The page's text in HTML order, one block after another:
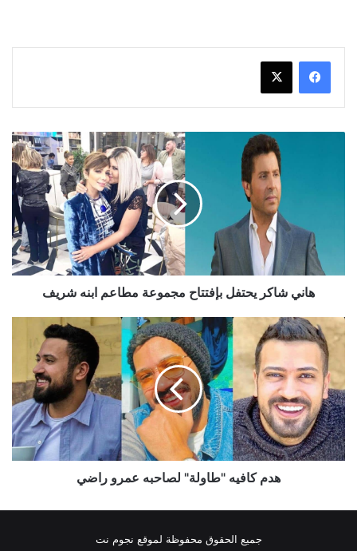
شريف
هاني شاكر يحتفل بإفتتاح مجموعة مطاعم ابنه شريف
هدم
كافيه
"طاولة"
لصاحبه
عمرو
راضي
هدم كافيه "طاولة" لصاحبه عمرو راضي
جميع الحقوق محفوظة لموقع نجوم نت